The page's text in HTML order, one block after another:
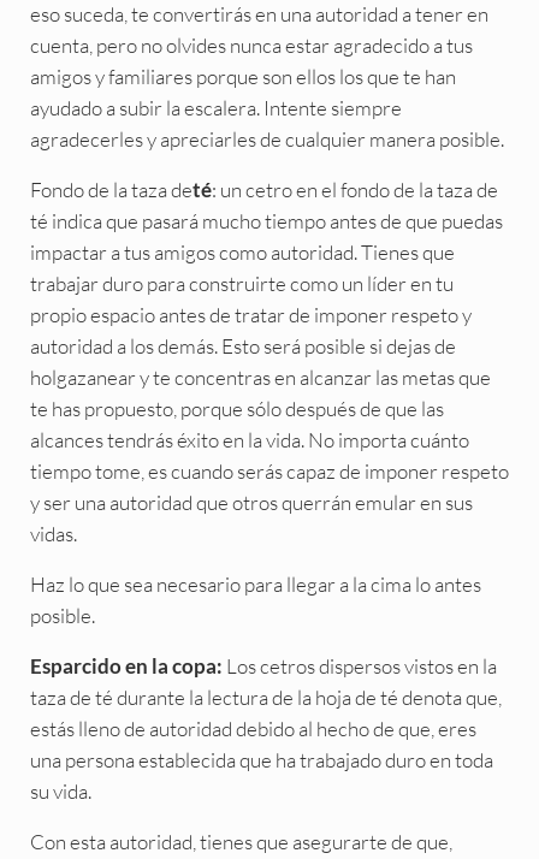
eso suceda, te convertirás en una autoridad a tener en
cuenta, pero no olvides nunca estar agradecido a tus
amigos y familiares porque son ellos los que te han
ayudado a subir la escalera. Intente siempre
agradecerles y apreciarles de cualquier manera posible.
Fondo de la taza deté: un cetro en el fondo de la taza de
té indica que pasará mucho tiempo antes de que puedas
impactar a tus amigos como autoridad. Tienes que
trabajar duro para construirte como un líder en tu
propio espacio antes de tratar de imponer respeto y
autoridad a los demás. Esto será posible si dejas de
holgazanear y te concentras en alcanzar las metas que
te has propuesto, porque sólo después de que las
alcances tendrás éxito en la vida. No importa cuánto
tiempo tome, es cuando serás capaz de imponer respeto
y ser una autoridad que otros querrán emular en sus
vidas.
Haz lo que sea necesario para llegar a la cima lo antes
posible.
Esparcido en la copa: Los cetros dispersos vistos en la
taza de té durante la lectura de la hoja de té denota que,
estás lleno de autoridad debido al hecho de que, eres
una persona establecida que ha trabajado duro en toda
su vida.
Con esta autoridad, tienes que asegurarte de que,